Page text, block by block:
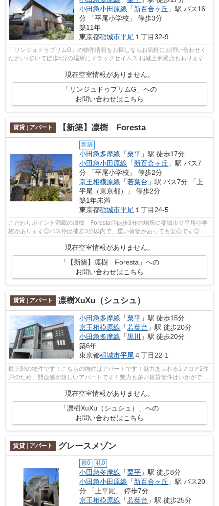
小田急小田原線 「新百合ヶ丘 」駅 バス16
分 「平尾小学校」 停歩3分
築11年
東京都稲城市平尾 １丁目32-9
「リンジュドゥプリムG」の物件情報をお探しならお気軽にお問い合わせく
ださい♪歩いて徒歩5分の場所にドラッグセイムス 稲城上平尾店もあります♪
現在空室情報がありません。
「リンジュドゥプリムG」への
お問い合わせはこちら
賃貸 | アパート 【新築】凛樹 Foresta
新築
小田急多摩線 「栗平 」駅 徒歩17分
小田急小田原線 「新百合ヶ丘 」駅 バス7
分 「平尾小学校」 停歩2分
京王相模原線 「若葉台 」駅 バス7分 「上
平尾（東京都）」 停歩2分
築1年未満
東京都稲城市平尾 １丁目24-5
こだわりポイント満載の凛樹 Foresta◎徒歩3分の場所に稲城市立平尾小学
校があります◎バス停は徒歩3分以内で、重い荷物があっても安心です◎こ
現在空室情報がありません。
「【新築】凛樹 Foresta」への
お問い合わせはこちら
賃貸 | アパート 凛樹XuXu（シュシュ）
小田急多摩線 「栗平 」駅 徒歩15分
京王相模原線 「若葉台 」駅 徒歩20分
小田急多摩線 「黒川
」駅 徒歩20分
築6年
東京都稲城市平尾 ４丁目22-1
最上階の物件です！こちらの物件はアパートです！魅力あふれる1フロア2住
戸のため、開放感が嬉しいアパートです！魅力も多い賃貸物件はいかがでし
ょうか！丁寧かつ迅速に対応する事を...
現在空室情報がありません。
「凛樹XuXu（シュシュ）」への
お問い合わせはこちら
賃貸 | アパート グレースメゾン
敷0 礼0
小田急多摩線 「栗平 」駅 徒歩8分
小田急小田原線 「新百合ヶ丘 」駅 バス20
分 「上平尾」 停歩7分
京王相模原線 「若葉台 」駅 徒歩25分